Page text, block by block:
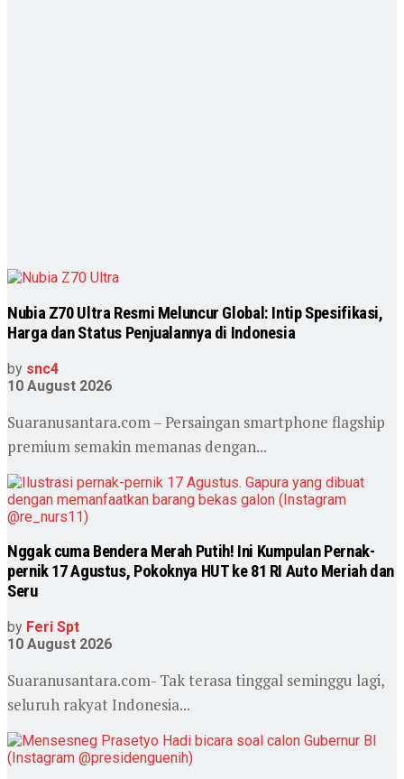
Nubia Z70 Ultra Resmi Meluncur Global: Intip Spesifikasi,
Harga dan Status Penjualannya di Indonesia
by snc4
10 August 2026
Suaranusantara.com – ‎Persaingan smartphone flagship
premium semakin memanas dengan...
Nggak cuma Bendera Merah Putih! Ini Kumpulan Pernak-
pernik 17 Agustus, Pokoknya HUT ke 81 RI Auto Meriah dan
Seru
by Feri Spt
10 August 2026
Suaranusantara.com- Tak terasa tinggal seminggu lagi,
seluruh rakyat Indonesia...